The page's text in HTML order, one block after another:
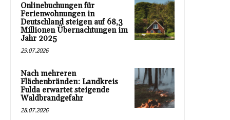
Onlinebuchungen für
Ferienwohnungen in
Deutschland steigen auf 68,3
Millionen Übernachtungen im
Jahr 2025
29.07.2026
Nach mehreren
Flächenbränden: Landkreis
Fulda erwartet steigende
Waldbrandgefahr
28.07.2026